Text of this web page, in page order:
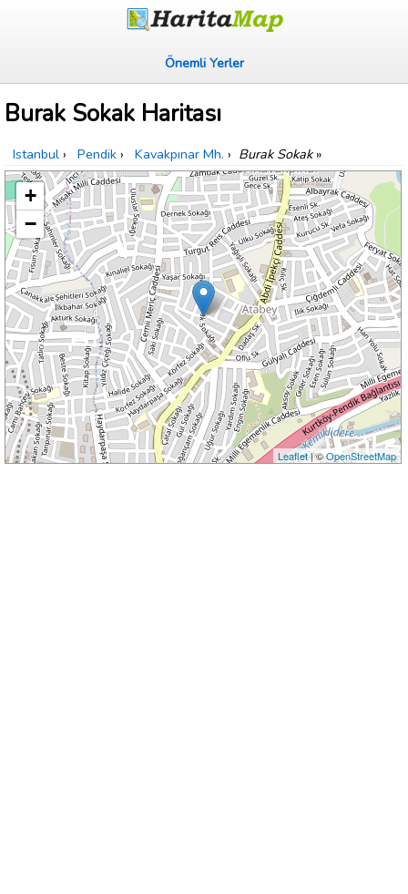
Önemli Yerler
Burak Sokak Haritası
Istanbul › Pendik › Kavakpınar Mh. › Burak Sokak»
+
−
Leaflet| ©OpenStreetMap